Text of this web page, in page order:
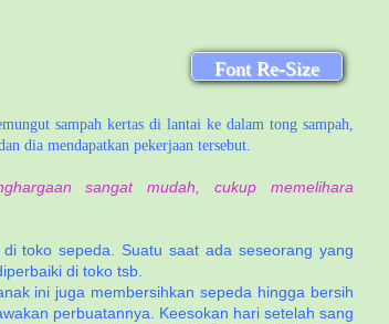
Font Re-Size
sampah kertas di lantai ke dalam tong sampah,
dia mendapatkan pekerjaan tersebut.
sangat mudah, cukup memelihara
toko sepeda. Suatu saat ada seseorang yang
di toko tsb.
ini juga membersihkan sepeda hingga bersih
perbuatannya. Keesokan hari setelah sang